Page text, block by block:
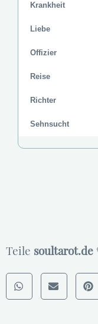
Krankheit
Liebe
Offizier
Reise
Richter
Sehnsucht
Teile soultarot.de